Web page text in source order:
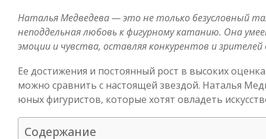
Наталья Медведева — это не только безусловный
неподдельная любовь к фигурному катанию. Она
эмоции и чувства, оставляя конкурентов и
Ее достижения и постоянный рост в высоких
можно сравнить с настоящей звездой. Наталья
юных фигуристов, которые хотят овладеть
Содержание